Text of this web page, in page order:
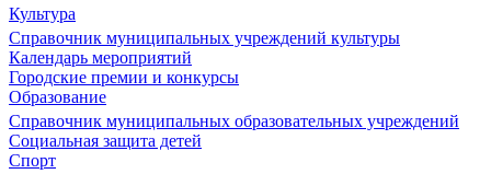
Культура
Справочник муниципальных учреждений культуры
Календарь мероприятий
Городские премии и конкурсы
Образование
Справочник муниципальных образовательных учреждений
Социальная защита детей
Спорт